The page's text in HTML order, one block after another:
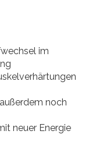
im
noch
neuer Energie